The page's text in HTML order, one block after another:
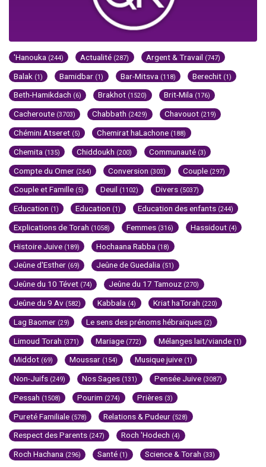
'Hanouka (244) Actualité (287) Argent & Travail (747)
Balak (1) Bamidbar (1) Bar-Mitsva (118) Berechit (1)
Beth-Hamikdach (6) Brakhot (1520) Brit-Mila (176)
Cacheroute (3703) Chabbath (2429) Chavouot (219)
Chémini Atseret (5) Chemirat haLachone (188)
Chemita (135) Chiddoukh (200) Communauté (3)
Compte du Omer (264) Conversion (303) Couple (297)
Couple et Famille (5) Deuil (1102) Divers (5037)
Education (1) Education (1) Education des enfants (244)
Explications de Torah (1058) Femmes (316) Hassidout (4)
Histoire Juive (189) Hochaana Rabba (18)
Jeûne d'Esther (69) Jeûne de Guedalia (51)
Jeûne du 10 Tévet (74) Jeûne du 17 Tamouz (270)
Jeûne du 9 Av (582) Kabbala (4) Kriat haTorah (220)
Lag Baomer (29) Le sens des prénoms hébraïques (2)
Limoud Torah (371) Mariage (772) Mélanges lait/viande (1)
Middot (69) Moussar (154) Musique juive (1)
Non-Juifs (249) Nos Sages (131) Pensée Juive (3087)
Pessah (1508) Pourim (274) Prières (3)
Pureté Familiale (578) Relations & Pudeur (528)
Respect des Parents (247) Roch 'Hodech (4)
Roch Hachana (296) Santé (1) Science & Torah (33)